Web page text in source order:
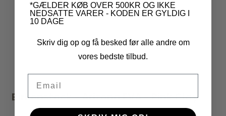
Birkenstock - Arizona EVA - Pink Clay
*GÆLDER KØB OVER 500KR OG IKKE
NEDSATTE VARER - KODEN ER GYLDIG I
10 DAGE
Skriv dig op og få besked før alle andre om
vores bedste tilbud.